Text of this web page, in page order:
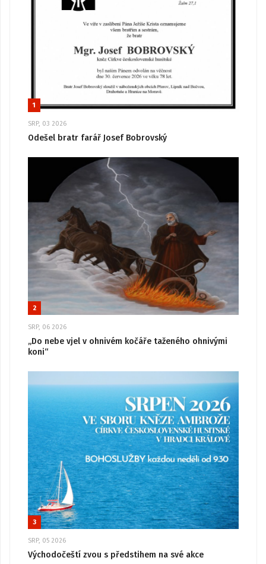
1
SRP, 03 2026
Odešel bratr farář Josef Bobrovský
2
SRP, 06 2026
„Do nebe vjel v ohnivém kočáře taženého ohnivými
koni“
3
SRP, 05 2026
Východočeští zvou s předstihem na své akce